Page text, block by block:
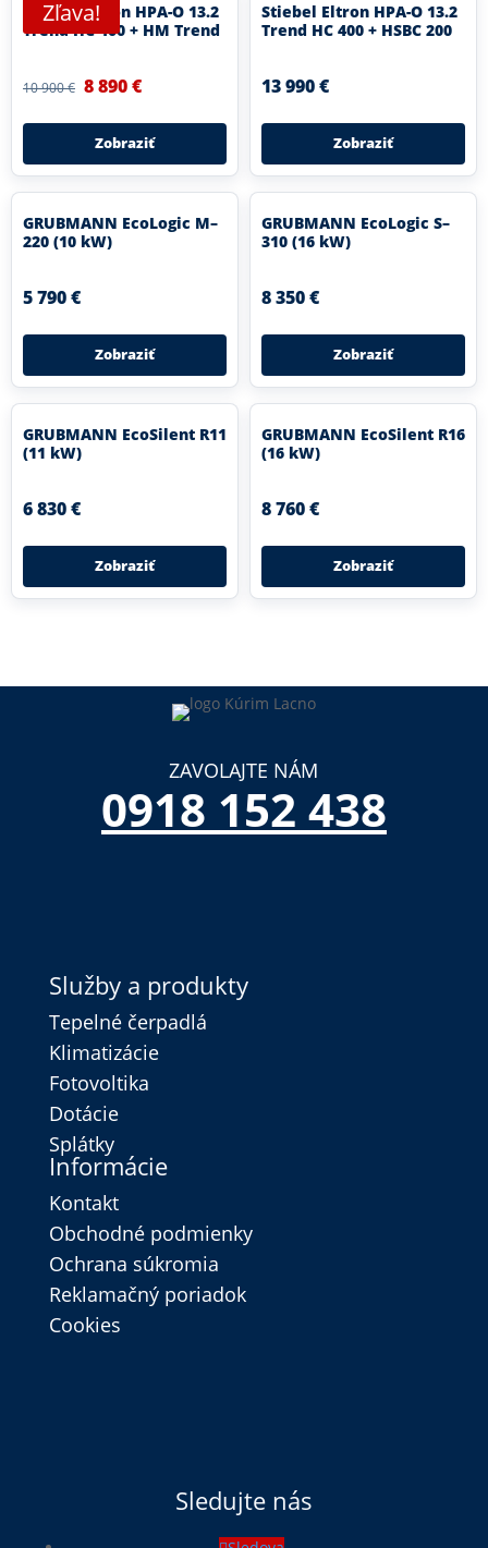
Zľava!
Stiebel Eltron HPA-O 13.2
Trend HC 400 + HM Trend
10 900 € 8 890 €
Zobraziť
Stiebel Eltron HPA-O 13.2
Trend HC 400 + HSBC 200
13 990 €
Zobraziť
GRUBMANN EcoLogic M–
220 (10 kW)
5 790 €
Zobraziť
GRUBMANN EcoLogic S–
310 (16 kW)
8 350 €
Zobraziť
GRUBMANN EcoSilent R11
(11 kW)
6 830 €
Zobraziť
GRUBMANN EcoSilent R16
(16 kW)
8 760 €
Zobraziť
ZAVOLAJTE NÁM
0918 152 438
Služby a produkty
Tepelné čerpadlá
Klimatizácie
Fotovoltika
Dotácie
Splátky
Informácie
Kontakt
Obchodné podmienky
Ochrana súkromia
Reklamačný poriadok
Cookies
Sledujte nás